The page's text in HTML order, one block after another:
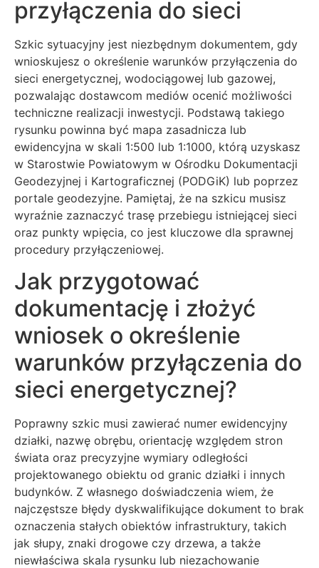
przyłączenia do sieci
Szkic sytuacyjny jest niezbędnym dokumentem, gdy
wnioskujesz o określenie warunków przyłączenia do
sieci energetycznej, wodociągowej lub gazowej,
pozwalając dostawcom mediów ocenić możliwości
techniczne realizacji inwestycji. Podstawą takiego
rysunku powinna być mapa zasadnicza lub
ewidencyjna w skali 1:500 lub 1:1000, którą uzyskasz
w Starostwie Powiatowym w Ośrodku Dokumentacji
Geodezyjnej i Kartograficznej (PODGiK) lub poprzez
portale geodezyjne. Pamiętaj, że na szkicu musisz
wyraźnie zaznaczyć trasę przebiegu istniejącej sieci
oraz punkty wpięcia, co jest kluczowe dla sprawnej
procedury przyłączeniowej.
Jak przygotować
dokumentację i złożyć
wniosek o określenie
warunków przyłączenia do
sieci energetycznej?
Poprawny szkic musi zawierać numer ewidencyjny
działki, nazwę obrębu, orientację względem stron
świata oraz precyzyjne wymiary odległości
projektowanego obiektu od granic działki i innych
budynków. Z własnego doświadczenia wiem, że
najczęstsze błędy dyskwalifikujące dokument to brak
oznaczenia stałych obiektów infrastruktury, takich
jak słupy, znaki drogowe czy drzewa, a także
niewłaściwa skala rysunku lub niezachowanie